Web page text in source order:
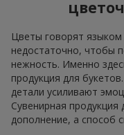
Цветы говорят языком
недостаточно, чтобы
нежность. Именно
продукция для
детали усиливают
Сувенирная
дополнение, а способ